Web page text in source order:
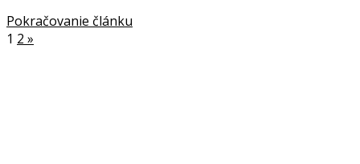
Pokračovanie článku
1 2 »